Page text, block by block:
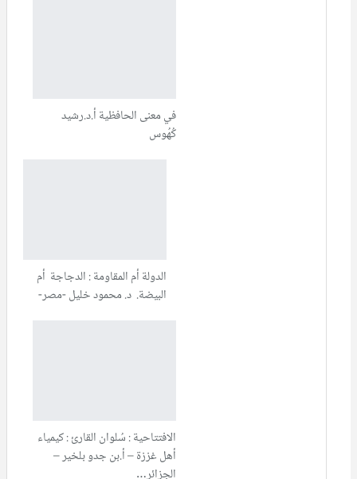
في معنى الحافظية أ.د.رشيد
كُهُوس
الدولة أم المقاومة : الدجاجة أم
البيضة. د. محمود خليل -مصر-
الافتتاحية : سُلوان القارئ : كيمياء
أهل غززة – أ.بن جدو بلخير –
الجزائر…